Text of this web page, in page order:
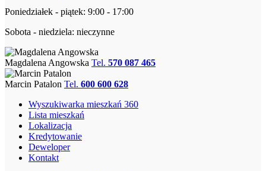
Poniedziałek - piątek: 9:00 - 17:00
Sobota - niedziela: nieczynne
Magdalena Angowska Tel. 570 087 465
Marcin Patalon Tel. 600 600 628
Wyszukiwarka mieszkań 360
Lista mieszkań
Lokalizacja
Kredytowanie
Deweloper
Kontakt